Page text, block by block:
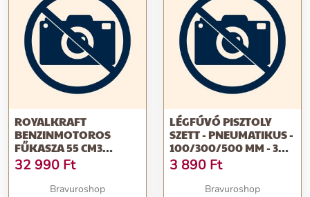
ROYALKRAFT
BENZINMOTOROS
FŰKASZA 55 CM3
MOTORRAL, 5,5 LE,
DAMILFEJJEL ÉS
VÁGÓPENGÉVEL, RK-
32 990 Ft
Bravuroshop
LÉGFÚVÓ PISZTOLY
SZETT - PNEUMATIKUS -
100/300/500 MM - 3
DB / SZETT
3 890 Ft
Bravuroshop